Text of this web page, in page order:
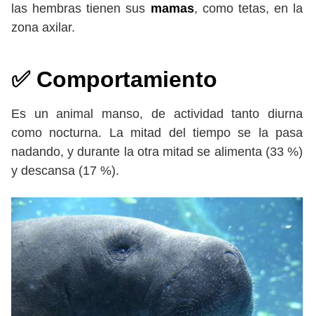
las hembras tienen sus mamas, como tetas, en la
zona axilar.
✅ Comportamiento
Es un animal manso, de actividad tanto diurna
como nocturna. La mitad del tiempo se la pasa
nadando, y durante la otra mitad se alimenta (33 %)
y descansa (17 %).